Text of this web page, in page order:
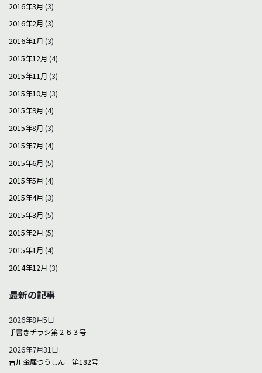
2016年3月 (3)
2016年2月 (3)
2016年1月 (3)
2015年12月 (4)
2015年11月 (3)
2015年10月 (3)
2015年9月 (4)
2015年8月 (3)
2015年7月 (4)
2015年6月 (5)
2015年5月 (4)
2015年4月 (3)
2015年3月 (5)
2015年2月 (5)
2015年1月 (4)
2014年12月 (3)
最新の記事
手書きチラシ第２６３号
2026年8月5日
吉川金属つうしん 第182号
2026年7月31日